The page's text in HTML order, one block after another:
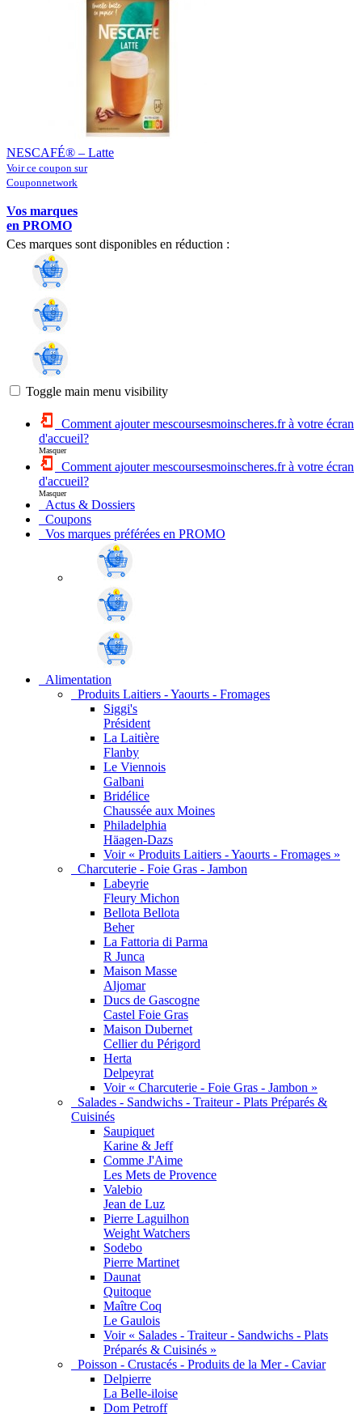
NESCAFÉ® – Latte
Voir ce coupon sur
Couponnetwork
Vos marques
en PROMO
Ces marques sont disponibles en réduction :
Toggle main menu visibility
Comment ajouter mescoursesmoinscheres.fr à votre écran
d'accueil?
Masquer
Comment ajouter mescoursesmoinscheres.fr à votre écran
d'accueil?
Masquer
Actus & Dossiers
Coupons
Vos marques préférées en PROMO
Alimentation
Produits Laitiers - Yaourts - Fromages
Siggi's
Président
La Laitière
Flanby
Le Viennois
Galbani
Bridélice
Chaussée aux Moines
Philadelphia
Häagen-Dazs
Voir « Produits Laitiers - Yaourts - Fromages »
Charcuterie - Foie Gras - Jambon
Labeyrie
Fleury Michon
Bellota Bellota
Beher
La Fattoria di Parma
R Junca
Maison Masse
Aljomar
Ducs de Gascogne
Castel Foie Gras
Maison Dubernet
Cellier du Périgord
Herta
Delpeyrat
Voir « Charcuterie - Foie Gras - Jambon »
Salades - Sandwichs - Traiteur - Plats Préparés &
Cuisinés
Saupiquet
Karine & Jeff
Comme J'Aime
Les Mets de Provence
Valebio
Jean de Luz
Pierre Laguilhon
Weight Watchers
Sodebo
Pierre Martinet
Daunat
Quitoque
Maître Coq
Le Gaulois
Voir « Salades - Traiteur - Sandwichs - Plats
Préparés & Cuisinés »
Poisson - Crustacés - Produits de la Mer - Caviar
Delpierre
La Belle-iloise
Dom Petroff